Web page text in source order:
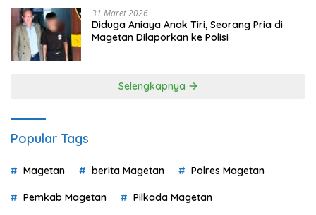
31 Maret 2026
Diduga Aniaya Anak Tiri, Seorang Pria di
Magetan Dilaporkan ke Polisi
Selengkapnya
Popular Tags
Magetan berita Magetan Polres Magetan
Pemkab Magetan Pilkada Magetan